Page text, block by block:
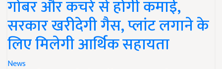
गोबर और कचरे से होगी कमाई,
सरकार खरीदेगी गैस, प्लांट लगाने के
लिए मिलेगी आर्थिक सहायता
News